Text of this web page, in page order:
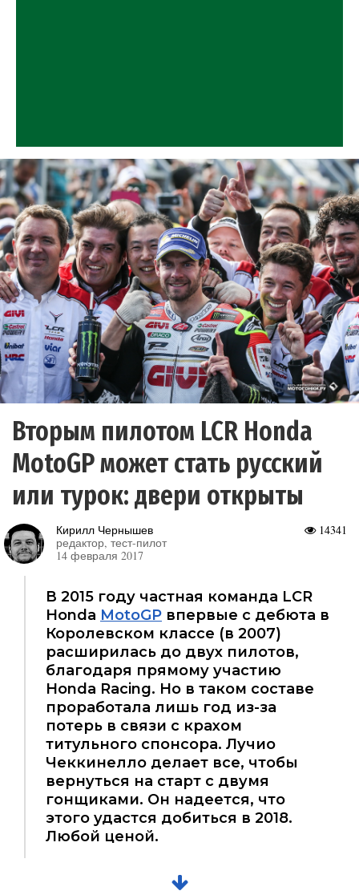
Вторым пилотом LCR Honda
MotoGP может стать русский
или турок: двери открыты
14341
Кирилл Чернышев
редактор, тест-пилот
14 февраля 2017
В 2015 году частная команда LCR
Honda MotoGP впервые с дебюта в
Королевском классе (в 2007)
расширилась до двух пилотов,
благодаря прямому участию
Honda Racing. Но в таком составе
проработала лишь год из-за
потерь в связи с крахом
титульного спонсора. Лучио
Чеккинелло делает все, чтобы
вернуться на старт с двумя
гонщиками. Он надеется, что
этого удастся добиться в 2018.
Любой ценой.